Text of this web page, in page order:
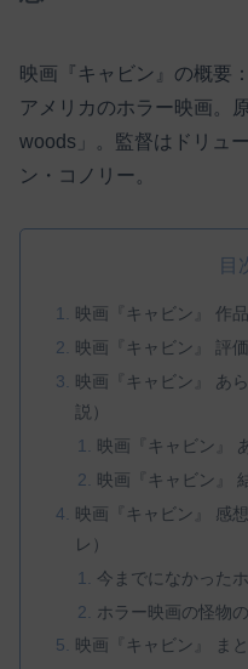
映画『キャビン』の概要
アメリカのホラー映画。
woods」。監督はドリュ
ン・コノリー。
目
映画『キャビン』 作
映画『キャビン』 評価
映画『キャビン』 あ
説）
映画『キャビン』
映画『キャビン』
映画『キャビン』 感
レ）
今までになかった
ホラー映画の怪物
映画『キャビン』 ま